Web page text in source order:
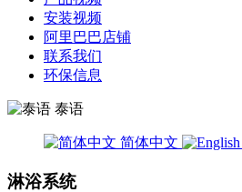
安装视频
阿里巴巴店铺
联系我们
环保信息
泰语
简体中文
淋浴系统